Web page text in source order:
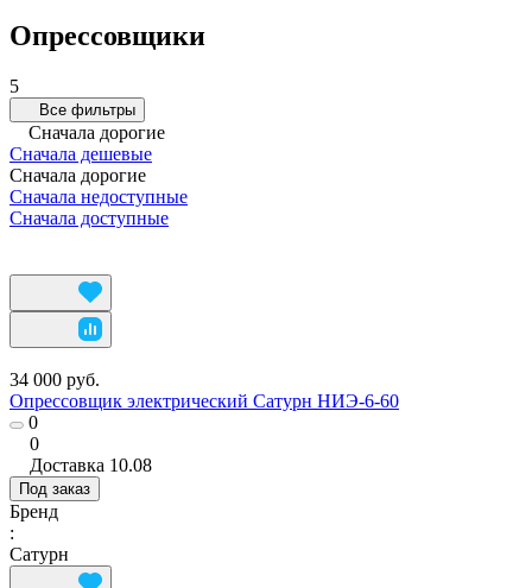
Опрессовщики
5
Все фильтры
Сначала дорогие
Сначала дешевые
Сначала дорогие
Сначала недоступные
Сначала доступные
34 000 руб.
Опрессовщик электрический Сатурн НИЭ-6-60
0
0
Доставка 10.08
Под заказ
Бренд
:
Сатурн